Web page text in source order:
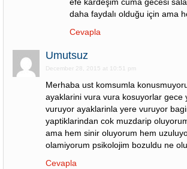
daha faydalı olduğu için ama
Cevapla
Umutsuz
December 28, 2015 at 10:51 pm
Merhaba ust komsumla
ayaklarini vura vura kosuyorlar gece
vuruyor ayaklarinla yere vuruyor
yaptiklarindan cok muzdarip
ama hem sinir oluyorum hem
olamiyorum psikolojim bozuldu ne
Cevapla